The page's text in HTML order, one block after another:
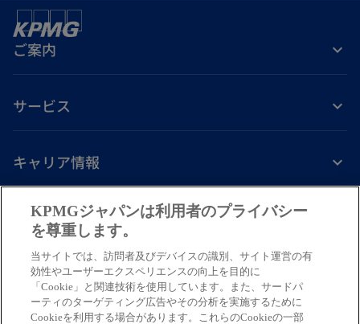
ご案内
サービス
キャリア情報
し
い
タ
ブ
で
新
し
タ
ブ
で
し
タ
ブ
で
し
タ
ブ
で
し
タ
ブ
で
免責事項プライバシーポリシー
© 2026 KPMG AZSA LLC, a limited liability audit corporation
incorporated under the Japanese Certified Public Accountants Law and
a member firm of the KPMG global organization of independent member
KPMGジャパンは利用者のプライバシー
を尊重します。
当サイトでは、訪問者及びデバイスの識別、サイト運営の有
効性やユーザーエクスペリエンスの向上を目的に
「Cookie」と関連技術を使用しています。また、サードパ
ーティのターゲティング広告やその分析を実施するために
Cookieを利用する場合があります。これらのCookieの一部